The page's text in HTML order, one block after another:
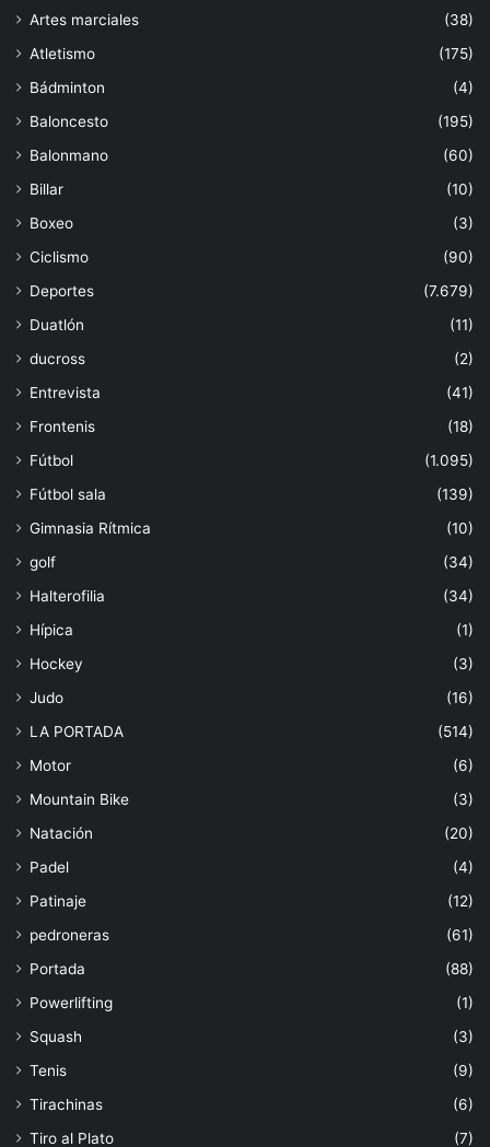
Artes marciales
(38)
Atletismo
(175)
Bádminton
(4)
Baloncesto
(195)
Balonmano
(60)
Billar
(10)
Boxeo
(3)
Ciclismo
(90)
Deportes
(7.679)
Duatlón
(11)
ducross
(2)
Entrevista
(41)
Frontenis
(18)
Fútbol
(1.095)
Fútbol sala
(139)
Gimnasia Rítmica
(10)
golf
(34)
Halterofilia
(34)
Hípica
(1)
Hockey
(3)
Judo
(16)
LA PORTADA
(514)
Motor
(6)
Mountain Bike
(3)
Natación
(20)
Padel
(4)
Patinaje
(12)
pedroneras
(61)
Portada
(88)
Powerlifting
(1)
Squash
(3)
Tenis
(9)
Tirachinas
(6)
Tiro al Plato
(7)